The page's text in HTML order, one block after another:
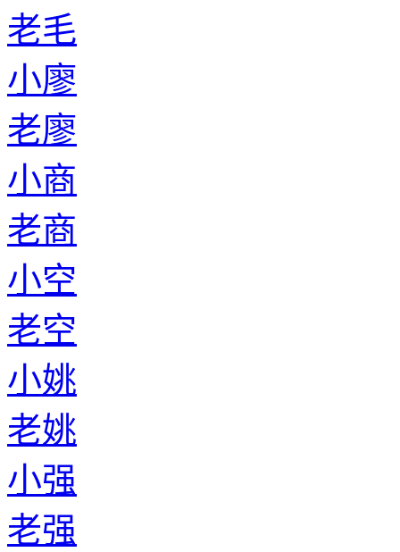
老毛
小廖
老廖
小商
老商
小空
老空
小姚
老姚
小强
老强